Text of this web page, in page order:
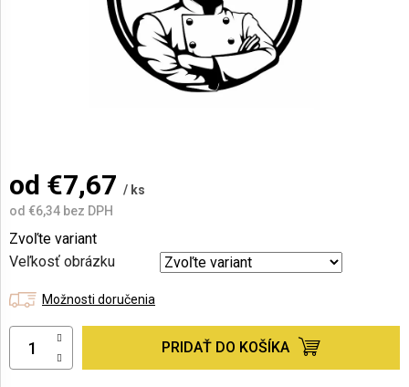
od €7,67 / ks
od €6,34 bez DPH
Jednotková
cena:
Zvoľte variant
Veľkosť obrázku
Možnosti doručenia
PRIDAŤ DO KOŠÍKA